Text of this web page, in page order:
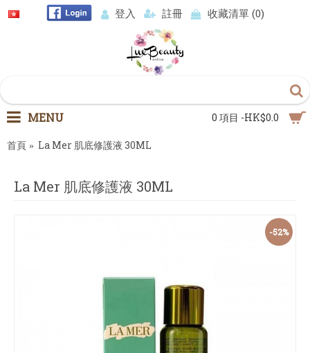
登入 註冊 收藏清單 (0)
0 項目 -HK$0.0
MENU
首頁 La Mer 肌底修護液 30ML
La Mer 肌底修護液 30ML
-52%